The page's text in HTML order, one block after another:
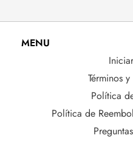
MENU
Términos
Política
Política de